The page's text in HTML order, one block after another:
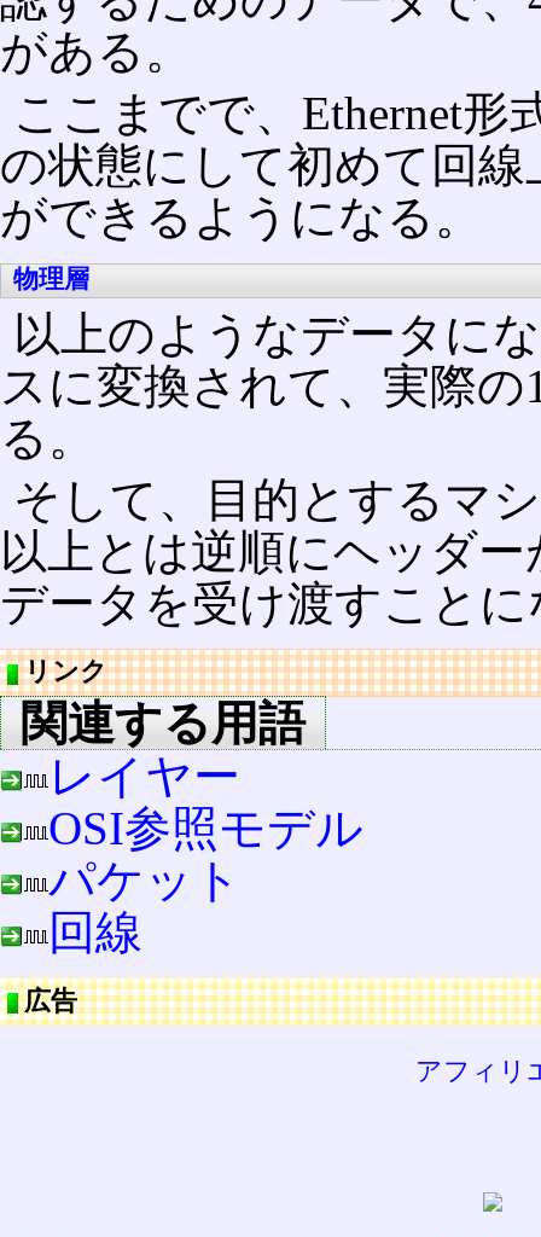
がある。
ここまでで、Ethernet
の状態にして初めて回
ができるようになる。
物理層
以上のようなデータに
スに変換されて、実際
る。
そして、目的とするマ
以上とは逆順にヘッダ
データを受け渡すことに
リンク
関連する用語
レイヤー
OSI参照モデル
パケット
回線
広告
アフィリ